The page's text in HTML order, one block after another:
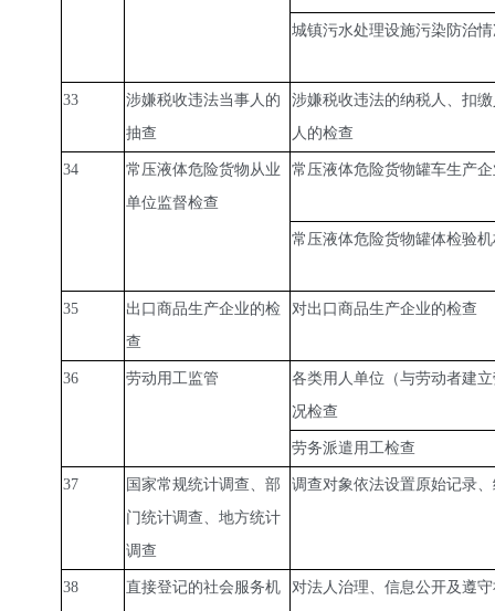
城镇污水处理设施污染防治
33
涉嫌税收违法当事人的
抽查
涉嫌税收违法的纳税人、扣
人的检查
34
常压液体危险货物从业
单位监督检查
常压液体危险货物罐车生产
常压液体危险货物罐体检验
35
出口商品生产企业的检
查
对出口商品生产企业的检查
36 劳动用工监管
各类用人单位（与劳动者建
况检查
劳务派遣用工检查
37
国家常规统计调查、部
门统计调查、地方统计
调查
调查对象依法设置原始记录
38
直接登记的社会服务机
对法人治理、信息公开及遵